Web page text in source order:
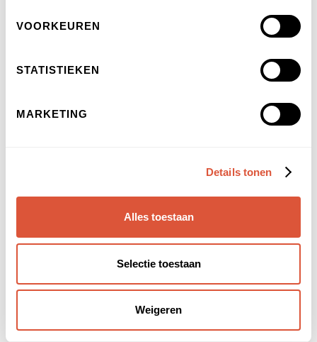
VOORKEUREN
STATISTIEKEN
MARKETING
Details tonen
Alles toestaan
Selectie toestaan
Weigeren
Het principe van polariteit
: Alles heeft
worden.
en uit; het leven kent cycli.
energieën op alle niveaus en dimensies.
Wat kunnen we hiermee?
Door je bewust te worden van deze principes
kun je de stroom volgen. Als dingen niet lopen